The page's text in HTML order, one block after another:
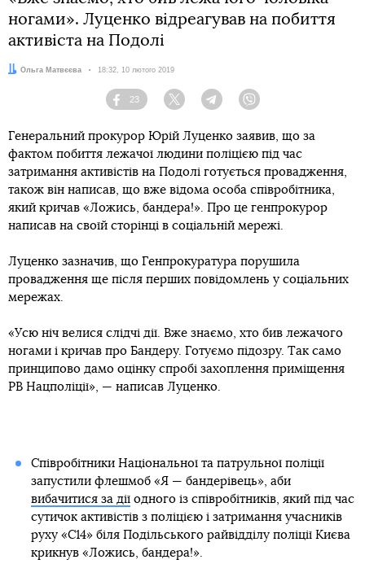
ногами». Луценко відреагував на побиття
активіста на Подолі
Автор:
Ольга Матвєєва Дата:
18:32, 10 лютого 2019
Facebook
23
Twitter TelegramViber
Генеральний прокурор Юрій Луценко заявив, що за
фактом побиття лежачої людини поліцією під час
затримання активістів на Подолі готується провадження,
також він написав, що вже відома особа співробітника,
який кричав «Ложись, бандера!». Про це генпрокурор
написав на своїй сторінці в соціальній мережі.
Луценко зазначив, що Генпрокуратура порушила
провадження ще після перших повідомлень у соціальних
мережах.
«Усю ніч велися слідчі дії. Вже знаємо, хто бив лежачого
ногами і кричав про Бандеру. Готуємо підозру. Так само
принципово дамо оцінку спробі захоплення приміщення
РВ Нацполіції», — написав Луценко.
Співробітники Національної та патрульної поліції
запустили флешмоб «Я — бандерівець», аби
вибачитися за діїодного із співробітників, який під час
сутичок активістів з поліцією і затримання учасників
руху «С14» біля Подільського райвідділу поліції Києва
крикнув «Ложись, бандера!».